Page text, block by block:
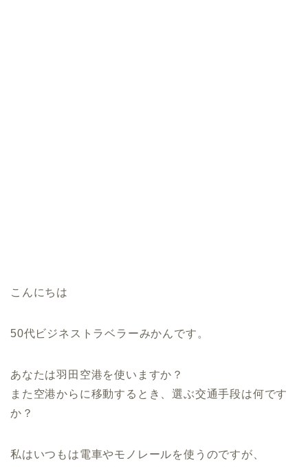
こんにちは
50代ビジネストラベラーみかんです。
あなたは羽田空港を使いますか？
また空港からに移動するとき、選ぶ交通手段は何です
か？
私はいつもは電車やモノレールを使うのですが、